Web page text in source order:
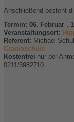
Anschließend besteht
Termin: 06. Februar ,
Veranstaltungsort:
Referent: Michael
Cranioschule
Kostenfrei nur per
0211/3982710